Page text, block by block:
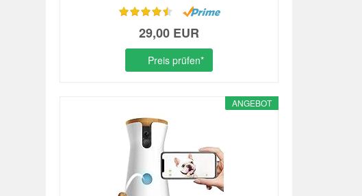
29,00 EUR
Preis prüfen*
ANGEBOT